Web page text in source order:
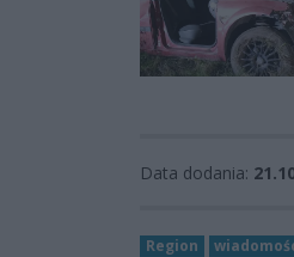
Data dodania:
Region